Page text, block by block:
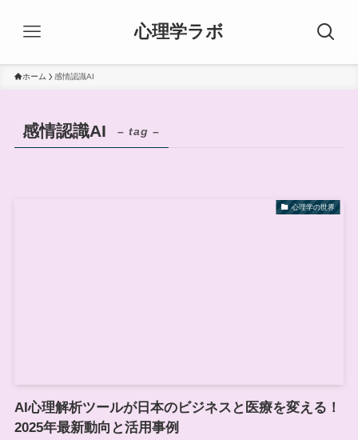
心理学ラボ
ホーム 感情認識AI
感情認識AI – tag –
心理学の世界
AI心理解析ツールが日本のビジネスと医療を変える！
2025年最新動向と活用事例